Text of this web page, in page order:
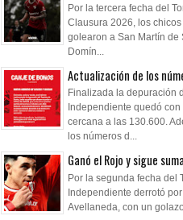
Por la tercera fecha del
Clausura 2026, los
golearon a San Martín de
Domín...
Actualización de los
Finalizada la depuración
Independiente quedó
cercana a las 130.600.
los números d...
Ganó el Rojo y sigue
Por la segunda fecha del
Independiente derrotó
Avellaneda, con un